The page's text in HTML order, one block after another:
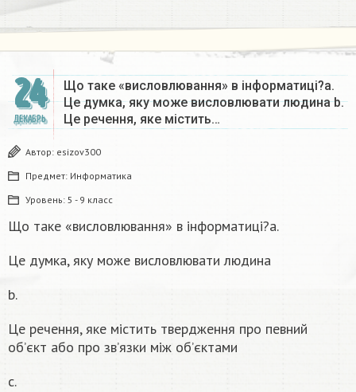
24
ДЕКАБРЬ
Що таке «висловлювання» в інформатиці?a.
Це думка, яку може висловлювати людина b.
Це речення, яке містить…
Автор: esizov300
Предмет: Информатика
Уровень: 5 - 9 класс
Що таке «висловлювання» в інформатиці?a.
Це думка, яку може висловлювати людина
b.
Це речення, яке містить твердження про певний
об’єкт або про зв’язки між об’єктами
c.